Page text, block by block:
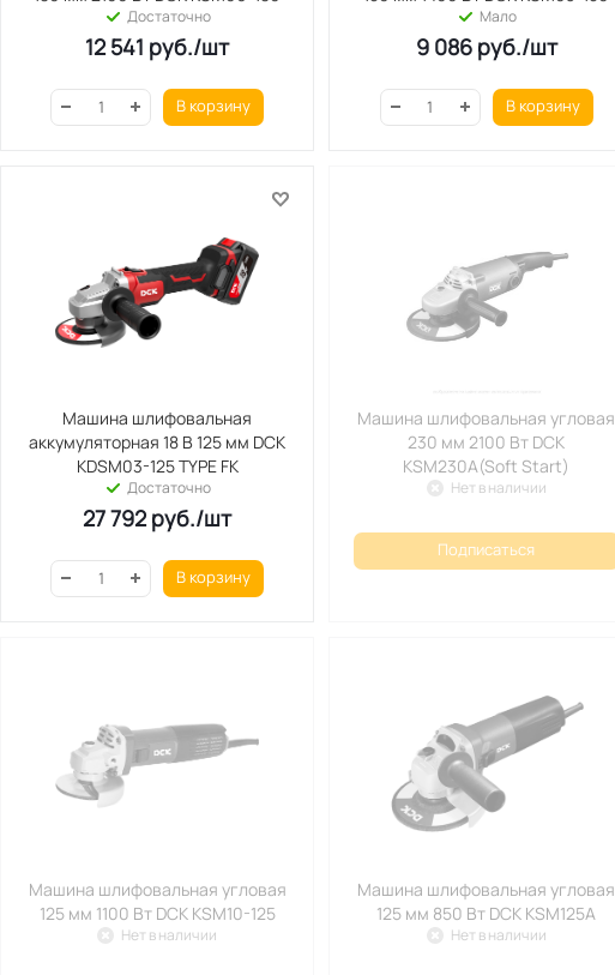
Достаточно
12 541 руб./шт
В корзину
Мало
9 086руб./шт
В корзину
Машина шлифовальная
аккумуляторная 18 В 125 мм DCK
KDSM03-125 TYPE FK
Достаточно
27 792руб./шт
В корзину
Машина шлифовальная угловая
230 мм 2100 Вт DCK
KSM230A(Soft Start)
Нет в наличии
Подписаться
Машина шлифовальная угловая
125 мм 1100 Вт DCK KSM10-125
Нет в наличии
Машина шлифовальная угловая
125 мм 850 Вт DCK KSM125A
Нет в наличии